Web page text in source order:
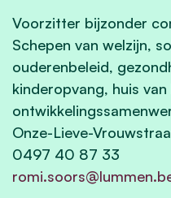
Voorzitter bijzonder
Schepen van welzijn,
ouderenbeleid,
kinderopvang, huis
Onze-Lieve-
0497 40 87 33
romi.soors